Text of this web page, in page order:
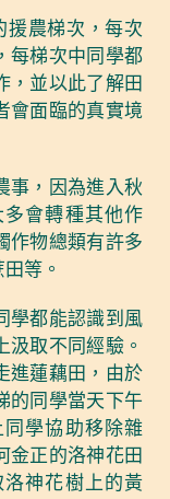
援農梯次，每次
每梯次中同學都
，並以此了解田
會面臨的真實境
事，因為進入秋
會轉種其他作
作物總類有許多
等。
學都能認識到風
取不同經驗。
進蓮藕田，由於
的同學當天下午
學協助移除雜
金正的洛神花田
神花樹上的黃